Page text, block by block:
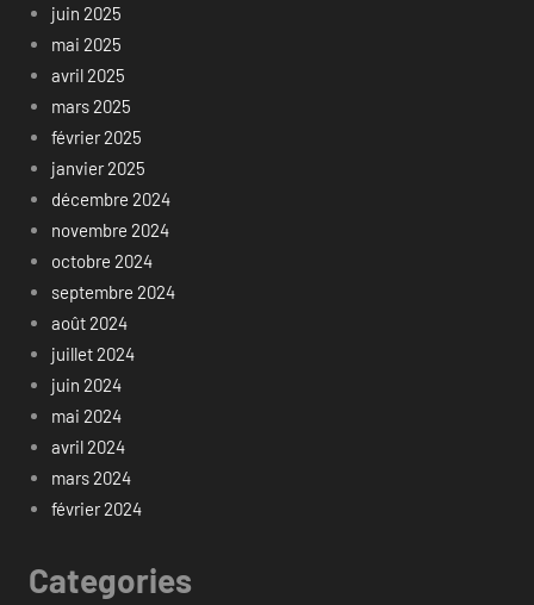
juin 2025
mai 2025
avril 2025
mars 2025
février 2025
janvier 2025
décembre 2024
novembre 2024
octobre 2024
septembre 2024
août 2024
juillet 2024
juin 2024
mai 2024
avril 2024
mars 2024
février 2024
Categories